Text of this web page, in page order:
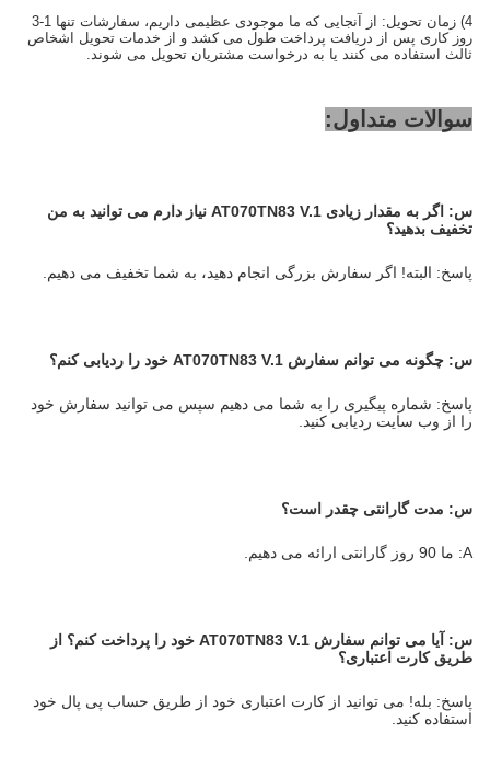
4) زمان تحویل: از آنجایی که ما موجودی عظیمی داریم، سفارشات تنها 1-3
روز کاری پس از دریافت پرداخت طول می کشد و از خدمات تحویل اشخاص
ثالث استفاده می کنند یا به درخواست مشتریان تحویل می شوند.
سوالات متداول:
س:
اگر به مقدار زیادی AT070TN83 V.1 نیاز دارم می توانید به من
تخفیف بدهید؟
پاسخ: البته! اگر سفارش بزرگی انجام دهید، به شما تخفیف می دهیم.
س: چگونه می توانم سفارش AT070TN83 V.1 خود را ردیابی کنم؟
پاسخ: شماره پیگیری را به شما می دهیم سپس می توانید سفارش خود
را از وب سایت ردیابی کنید.
س: مدت گارانتی چقدر است؟
A: ما 90 روز گارانتی ارائه می دهیم.
س: آیا می توانم سفارش AT070TN83 V.1 خود را پرداخت کنم؟
از
طریق کارت اعتباری؟
پاسخ: بله! می توانید از کارت اعتباری خود از طریق حساب پی پال خود
استفاده کنید.